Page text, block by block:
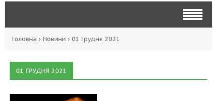
Головна › Новини › 01 Грудня 2021
01 ГРУДНЯ 2021